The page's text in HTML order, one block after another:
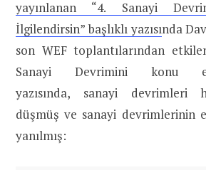
yayınlanan “4. Sanayi
İlgilendirsin” başlıklı yazısında
son WEF toplantılarından
Sanayi Devrimini konu
yazısında, sanayi devrimleri
düşmüş ve sanayi devrimlerinin
yanılmış: